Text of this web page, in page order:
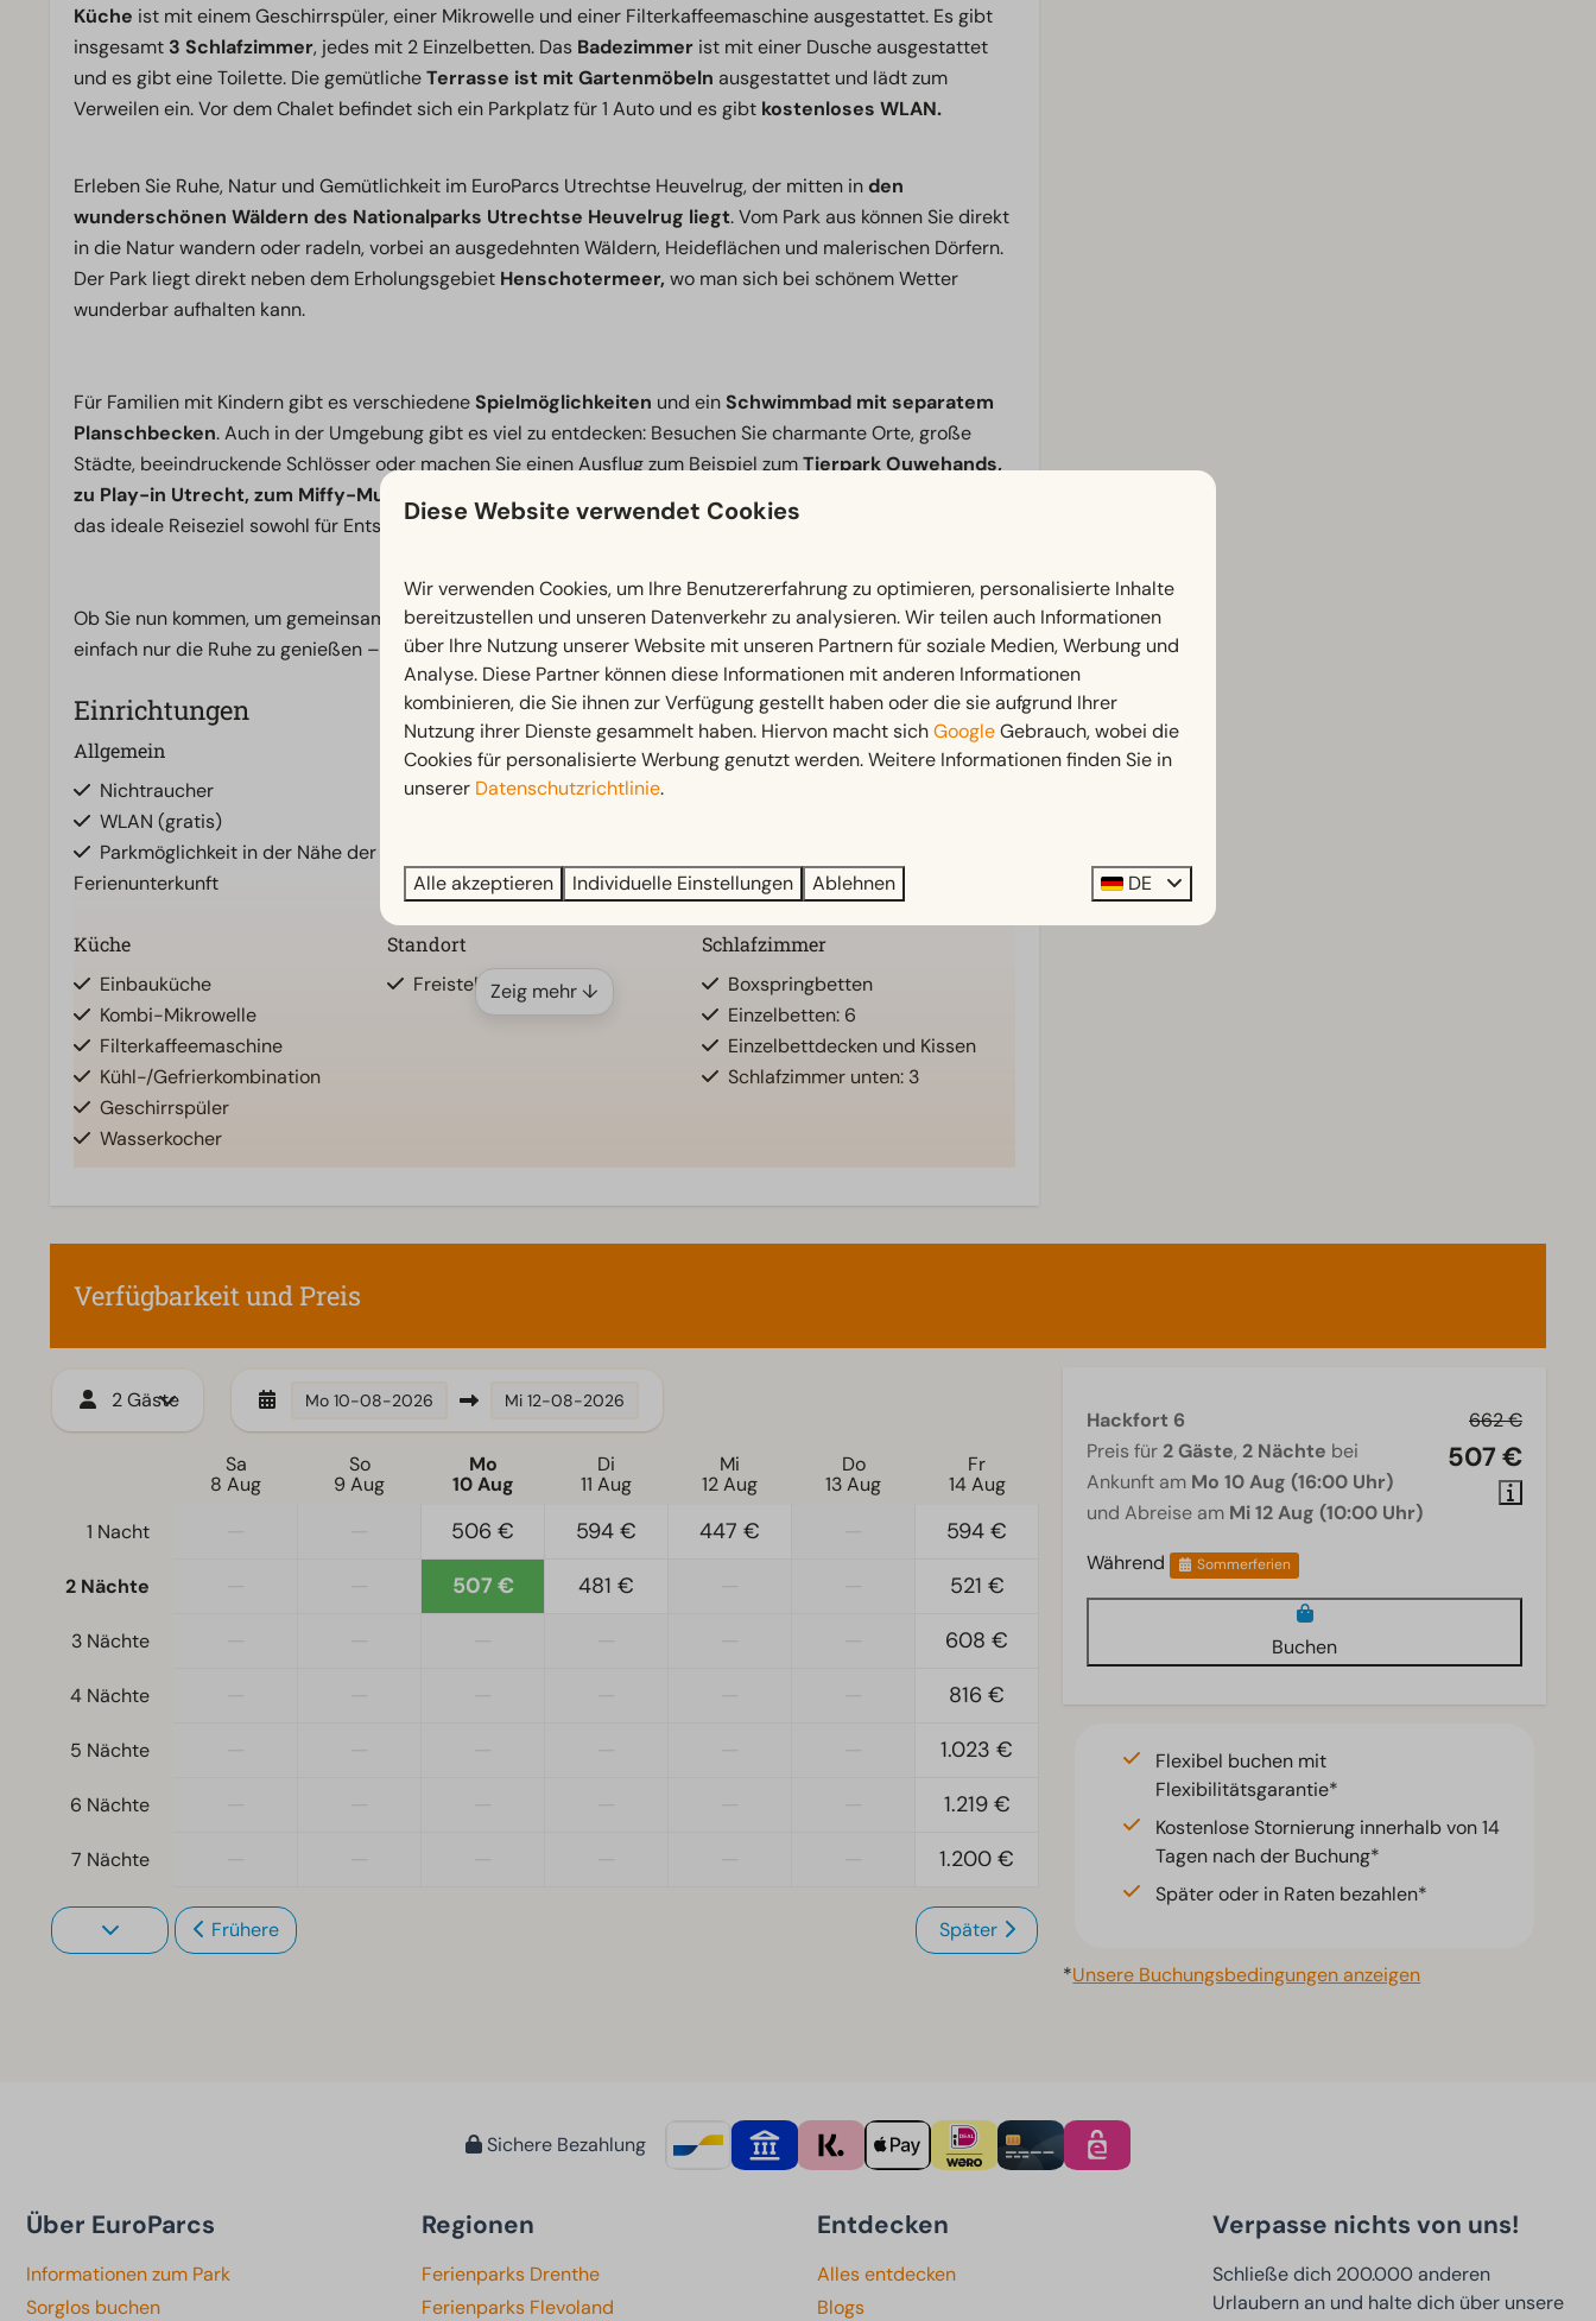
Küche ist mit einem Geschirrspüler, einer Mikrowelle und einer Filterkaffeemaschine ausgestattet. Es gibt
insgesamt 3 Schlafzimmer, jedes mit 2 Einzelbetten. Das Badezimmer ist mit einer Dusche ausgestattet
und es gibt eine Toilette. Die gemütlicheTerrasse ist mit Gartenmöbeln ausgestattet und lädt zum
Verweilen ein. Vor dem Chalet befindet sich ein Parkplatz für 1 Auto und es gibt kostenloses WLAN.
Erleben Sie Ruhe, Natur und Gemütlichkeit im EuroParcs Utrechtse Heuvelrug, der mitten inden
wunderschönen Wäldern des Nationalparks Utrechtse Heuvelrug liegt. Vom Park aus können Sie direkt
in die Natur wandern oder radeln, vorbei an ausgedehnten Wäldern, Heideflächen und malerischen Dörfern.
Der Park liegt direkt neben dem Erholungsgebiet Henschotermeer, wo man sich bei schönem Wetter
wunderbar aufhalten kann.
Für Familien mit Kindern gibt es verschiedene Spielmöglichkeiten und ein Schwimmbad mit separatem
Planschbecken. Auch in der Umgebung gibt es viel zu entdecken: Besuchen Sie charmante Orte, große
Städte, beeindruckende Schlösser oder machen Sie einen Ausflug zum Beispiel zumTierpark Ouwehands,
zu Play-in Utrecht, zum Miffy-Museum
das ideale Reiseziel sowohl für Entspannung als auch für Abenteuer.
Ob Sie nun kommen, um gemeinsam Erinnerungen zu schaffen, endlos zu wandern und Rad zu fahren oder
einfach nur die Ruhe zu genießen – bei EuroParcs Utrechtse Heuvelrug erleben SieIhren idealen Urlaub.
Einrichtungen
Allgemein
Nichtraucher
WLAN (gratis)
Parkmöglichkeit in der Nähe der
Ferienunterkunft
Badezimmer
Badezimmer unten: 1
Außenbereich
Gartenmöbel
Küche
Einbauküche
Kombi-Mikrowelle
Filterkaffeemaschine
Kühl-/Gefrierkombination
Geschirrspüler
Wasserkocher
Standort
Freistehend
Schlafzimmer
Boxspringbetten
Einzelbetten: 6
Einzelbettdecken und Kissen
Schlafzimmer unten: 3
Ebenerdig
Fernseher
Zeig mehr ↓
Verfügbarkeit und Preis
2 Gäste Mo 10-08-2026 Mi 12-08-2026
Sa
8 Aug
So
9 Aug
Mo
10 Aug
Di
11 Aug
Mi
12 Aug
Do
13 Aug
Fr
14 Aug
1 Nacht
506 € 594 € 447 € 594 €
2 Nächte 507 € 481 € 521 €
3 Nächte 608 €
4 Nächte 816 €
5 Nächte 1.023 €
6 Nächte 1.219 €
7 Nächte 1.200 €
Frühere Später
662 €
507 €
Hackfort 6
Preis für 2 Gäste, 2 Nächte bei
Ankunft am Mo 10 Aug (16:00 Uhr)
und Abreise am Mi 12 Aug (10:00 Uhr)
Während
Sommerferien
Buchen
Flexibel buchen mit
Flexibilitätsgarantie*
Kostenlose Stornierung innerhalb von 14
Tagen nach der Buchung*
Später oder in Raten bezahlen*
*Unsere Buchungsbedingungen anzeigen
Sichere Bezahlung
Über EuroParcs
Informationen zum Park
Sorglos buchen
Regionen
Ferienparks Drenthe
Ferienparks Flevoland
Entdecken
Alles entdecken
Blogs
Verpasse nichts von uns!
Schließe dich 200.000 anderen
Urlaubern an und halte dich über unsere
Diese Website verwendet Cookies
Wir verwenden Cookies, um Ihre Benutzererfahrung zu optimieren, personalisierte Inhalte
bereitzustellen und unseren Datenverkehr zu analysieren. Wir teilen auch Informationen
über Ihre Nutzung unserer Website mit unseren Partnern für soziale Medien, Werbung und
Analyse. Diese Partner können diese Informationen mit anderen Informationen
kombinieren, die Sie ihnen zur Verfügung gestellt haben oder die sie aufgrund Ihrer
Nutzung ihrer Dienste gesammelt haben. Hiervon macht sichGoogleGebrauch, wobei die
Cookies für personalisierte Werbung genutzt werden. Weitere Informationen finden Sie in
unserer Datenschutzrichtlinie.
Alle akzeptieren Individuelle Einstellungen Ablehnen DE